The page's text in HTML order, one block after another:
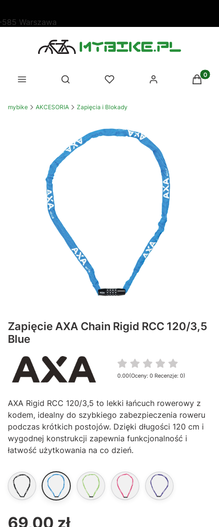
Otwórz wyszukiwarkę
mybike AKCESORIA Zapięcia i Blokady
Zapięcie AXA Chain Rigid RCC 120/3,5
Blue
0.00(Oceny: 0 Recenzje: 0)
Przejdź do sekcji Opinie
AXA Rigid RCC 120/3,5 to lekki łańcuch rowerowy z
kodem, idealny do szybkiego zabezpieczenia roweru
podczas krótkich postojów. Dzięki długości 120 cm i
wygodnej konstrukcji zapewnia funkcjonalność i
łatwość użytkowania na co dzień.
Cena
69,00 zł